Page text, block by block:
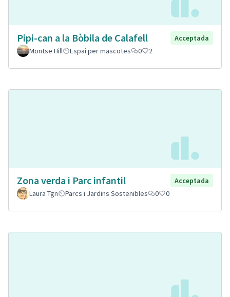
Pipi-can a la Bòbila de Calafell
Acceptada
Montse Hill
Espai per mascotes 0 2
Zona verda i Parc infantil
Acceptada
Laura Tgn
Parcs i Jardins Sostenibles 0 0